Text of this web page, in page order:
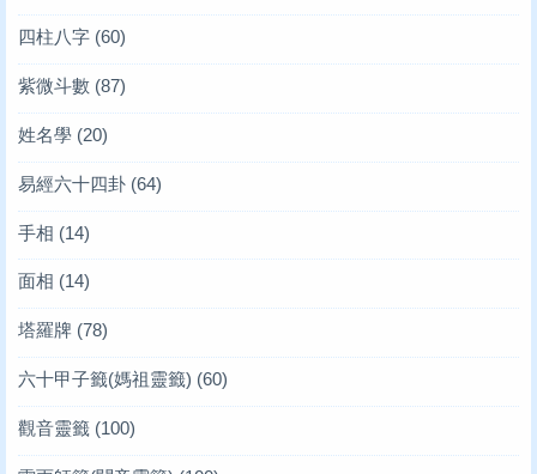
四柱八字 (60)
紫微斗數 (87)
姓名學 (20)
易經六十四卦 (64)
手相 (14)
面相 (14)
塔羅牌 (78)
六十甲子籤(媽祖靈籤) (60)
觀音靈籤 (100)